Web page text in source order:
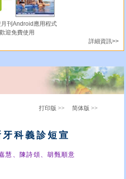
月刊Android應用程式
歡迎免費使用
詳細資訊>>
打印版 >> 简体版 >>
牙科義診短宣
慧、陳詩頌、胡甄順意